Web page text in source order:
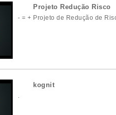
Projeto Redução Risco
- = + Projeto de Redução de
kognit